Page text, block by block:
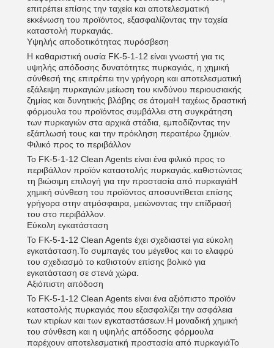
επιτρέπει επίσης την ταχεία και αποτελεσματική
εκκένωση του προϊόντος, εξασφαλίζοντας την ταχεία
καταστολή πυρκαγιάς.
Υψηλής αποδοτικότητας πυρόσβεση
Η καθαριστική ουσία FK-5-1-12 είναι γνωστή για τις
υψηλής απόδοσης δυνατότητες πυρκαγιάς, η χημική
σύνθεσή της επιτρέπει την γρήγορη και αποτελεσματική
εξάλειψη πυρκαγιών.μείωση του κινδύνου περιουσιακής
ζημίας και δυνητικής βλάβης σε άτομαΗ ταχέως δραστική
φόρμουλα του προϊόντος συμβάλλει στη συγκράτηση
των πυρκαγιών στα αρχικά στάδια, εμποδίζοντας την
εξάπλωσή τους και την πρόκληση περαιτέρω ζημιών.
Φιλικό προς το περιβάλλον
Το FK-5-1-12 Clean Agents είναι ένα φιλικό προς το
περιβάλλον προϊόν καταστολής πυρκαγιάς.καθιστώντας
τη βιώσιμη επιλογή για την προστασία από πυρκαγιάΗ
χημική σύνθεση του προϊόντος αποσυντίθεται επίσης
γρήγορα στην ατμόσφαιρα, μειώνοντας την επίδρασή
του στο περιβάλλον.
Εύκολη εγκατάσταση
Το FK-5-1-12 Clean Agents έχει σχεδιαστεί για εύκολη
εγκατάσταση.Το συμπαγές του μέγεθος και το ελαφρύ
του σχεδιασμό το καθιστούν επίσης βολικό για
εγκατάσταση σε στενά χώρα.
Αξιόπιστη απόδοση
Το FK-5-1-12 Clean Agents είναι ένα αξιόπιστο προϊόν
καταστολής πυρκαγιάς που εξασφαλίζει την ασφάλεια
των κτιρίων και των εγκαταστάσεων.Η μοναδική χημική
του σύνθεση και η υψηλής απόδοσης φόρμουλα
παρέχουν αποτελεσματική προστασία από πυρκαγιάΤο